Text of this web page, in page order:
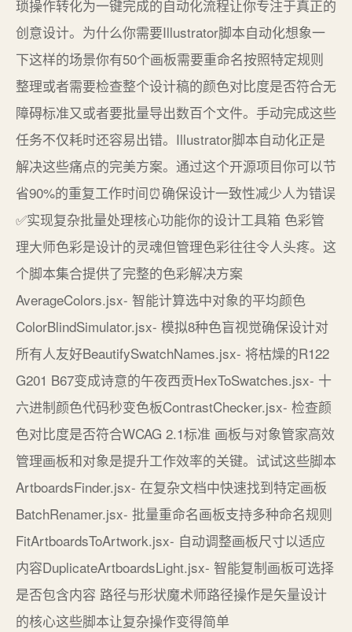
琐操作转化为一键完成的自动化流程让你专注于真正的
创意设计。为什么你需要Illustrator脚本自动化想象一
下这样的场景你有50个画板需要重命名按照特定规则
整理或者需要检查整个设计稿的颜色对比度是否符合无
障碍标准又或者要批量导出数百个文件。手动完成这些
任务不仅耗时还容易出错。Illustrator脚本自动化正是
解决这些痛点的完美方案。通过这个开源项目你可以节
省90%的重复工作时间⏰确保设计一致性减少人为错误
✅实现复杂批量处理核心功能你的设计工具箱 色彩管
理大师色彩是设计的灵魂但管理色彩往往令人头疼。这
个脚本集合提供了完整的色彩解决方案
AverageColors.jsx- 智能计算选中对象的平均颜色
ColorBlindSimulator.jsx- 模拟8种色盲视觉确保设计对
所有人友好BeautifySwatchNames.jsx- 将枯燥的R122
G201 B67变成诗意的午夜西贡HexToSwatches.jsx- 十
六进制颜色代码秒变色板ContrastChecker.jsx- 检查颜
色对比度是否符合WCAG 2.1标准 画板与对象管家高效
管理画板和对象是提升工作效率的关键。试试这些脚本
ArtboardsFinder.jsx- 在复杂文档中快速找到特定画板
BatchRenamer.jsx- 批量重命名画板支持多种命名规则
FitArtboardsToArtwork.jsx- 自动调整画板尺寸以适应
内容DuplicateArtboardsLight.jsx- 智能复制画板可选择
是否包含内容 路径与形状魔术师路径操作是矢量设计
的核心这些脚本让复杂操作变得简单